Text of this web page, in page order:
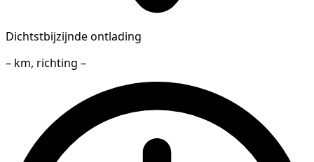
Dichtstbijzijnde ontlading
– km, richting –